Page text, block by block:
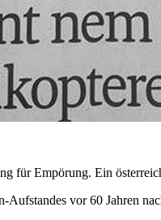
für Empörung. Ein
vor 60 Jahren